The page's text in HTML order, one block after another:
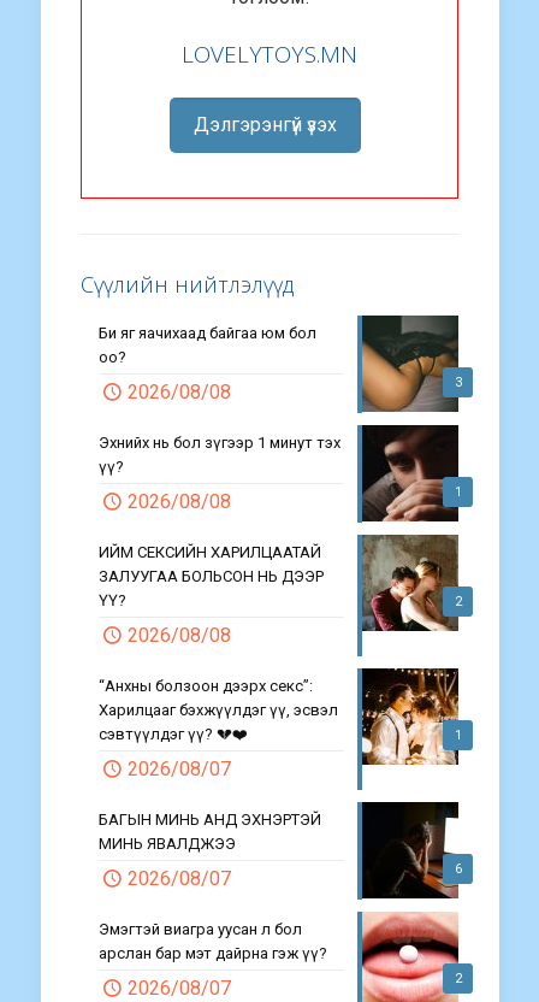
LOVELYTOYS.MN
Дэлгэрэнгүй үзэх
Сүүлийн нийтлэлүүд
3
Би яг яачихаад байгаа юм бол
оо?
2026/08/08
1
Эхнийх нь бол зүгээр 1 минут тэх
үү?
2026/08/08
2
ИЙМ СЕКСИЙН ХАРИЛЦААТАЙ
ЗАЛУУГАА БОЛЬСОН НЬ ДЭЭР
ҮҮ?
2026/08/08
1
“Анхны болзоон дээрх секс”:
Харилцааг бэхжүүлдэг үү, эсвэл
сэвтүүлдэг үү? 💔❤️
2026/08/07
6
БАГЫН МИНЬ АНД ЭХНЭРТЭЙ
МИНЬ ЯВАЛДЖЭЭ
2026/08/07
2
Эмэгтэй виагра уусан л бол
арслан бар мэт дайрна гэж үү?
2026/08/07